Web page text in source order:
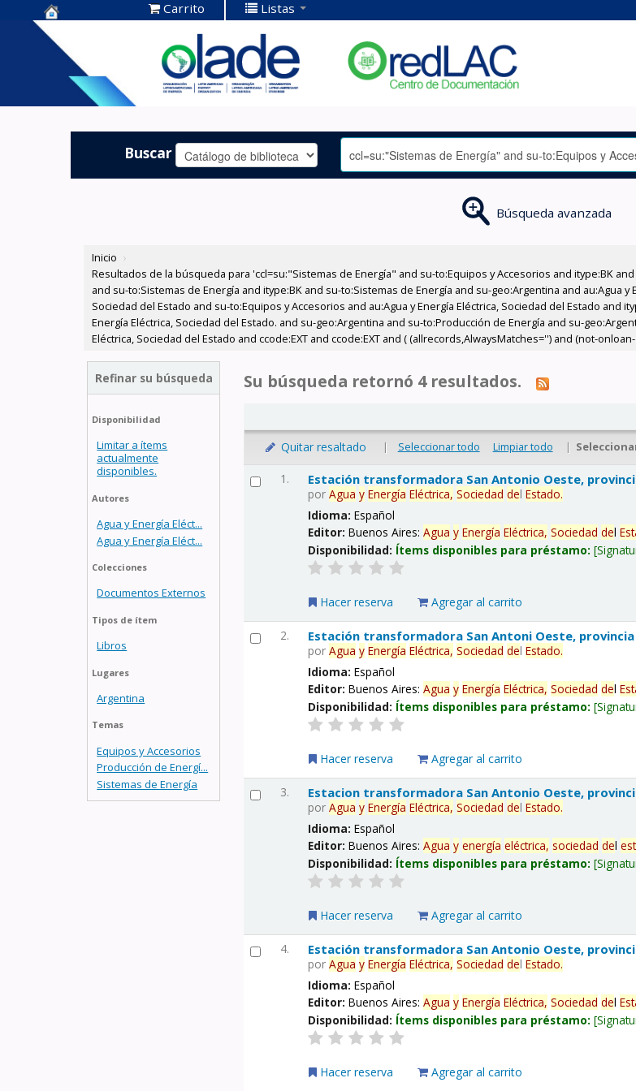
Centro de
Documentación
OLADE -
Carrito Listas
Buscar
Búsqueda avanzada
Inicio ›
Resultados de la búsqueda para 'ccl=su:"Sistemas de Energía" and su-to:Equipos y Accesorios and itype:BK and
and su-to:Sistemas de Energía and itype:BK and su-to:Sistemas de Energía and su-geo:Argentina and au:Agua y
Sociedad del Estado and su-to:Equipos y Accesorios and au:Agua y Energía Eléctrica, Sociedad del Estado and
Energía Eléctrica, Sociedad del Estado. and su-geo:Argentina and su-to:Producción de Energía and su-
Eléctrica, Sociedad del Estado and ccode:EXT and ccode:EXT and ( (allrecords,AlwaysMatches='') and (not-
Refinar su búsqueda
Disponibilidad
Limitar a ítems
actualmente
disponibles.
Autores
Agua y Energía Eléct...
Agua y Energía Eléct...
Colecciones
Documentos Externos
Tipos de ítem
Libros
Lugares
Argentina
Temas
Equipos y Accesorios
Producción de Energí...
Sistemas de Energía
Su búsqueda retornó 4 resultados.
Quitar resaltado | Seleccionar todo Limpiar todo |
1. Estación transformadora San Antonio Oeste,
porAgua y Energía Eléctrica, Sociedad delEstado.
Idioma:Español
Editor:Buenos Aires:Agua y Energía Eléctrica, Sociedad del
Disponibilidad: Ítems disponibles para préstamo:
Hacer reserva Agregar al carrito
2. Estación transformadora San Antoni Oeste, provincia
porAgua y Energía Eléctrica, Sociedad delEstado.
Idioma:Español
Editor:Buenos Aires:Agua y Energía Eléctrica, Sociedad del
Disponibilidad: Ítems disponibles para préstamo:
Hacer reserva Agregar al carrito
3. Estacion transformadora San Antonio Oeste,
porAgua y Energía Eléctrica, Sociedad delEstado.
Idioma:Español
Editor:Buenos Aires:Agua y energía eléctrica, sociedad del
Disponibilidad: Ítems disponibles para préstamo:
Hacer reserva Agregar al carrito
4. Estación transformadora San Antonio Oeste,
porAgua y Energía Eléctrica, Sociedad delEstado.
Idioma:Español
Editor:Buenos Aires:Agua y Energía Eléctrica, Sociedad del
Disponibilidad: Ítems disponibles para préstamo:
Hacer reserva Agregar al carrito